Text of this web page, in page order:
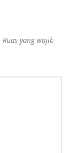
Ruas yang wajib